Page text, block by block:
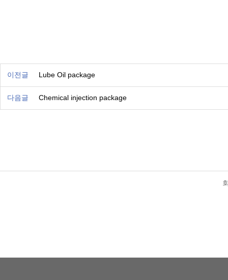
이전글 Lube Oil package
다음글 Chemical injection package